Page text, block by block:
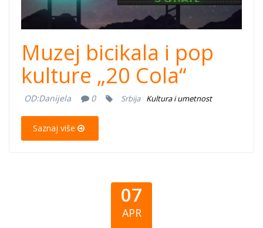
Muzej bicikala i pop
kulture „20 Cola“
OD:Danijela 0 Srbija Kultura i umetnost
Saznaj više
07
APR